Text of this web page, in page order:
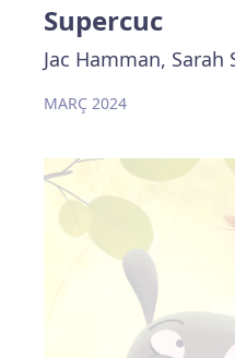
Supercuc
Jac Hamman,
MARÇ 2024